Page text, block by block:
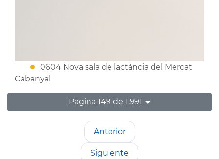
0604 Nova sala de lactància del Mercat
Cabanyal
Página 149 de 1.991
Anterior
Siguiente